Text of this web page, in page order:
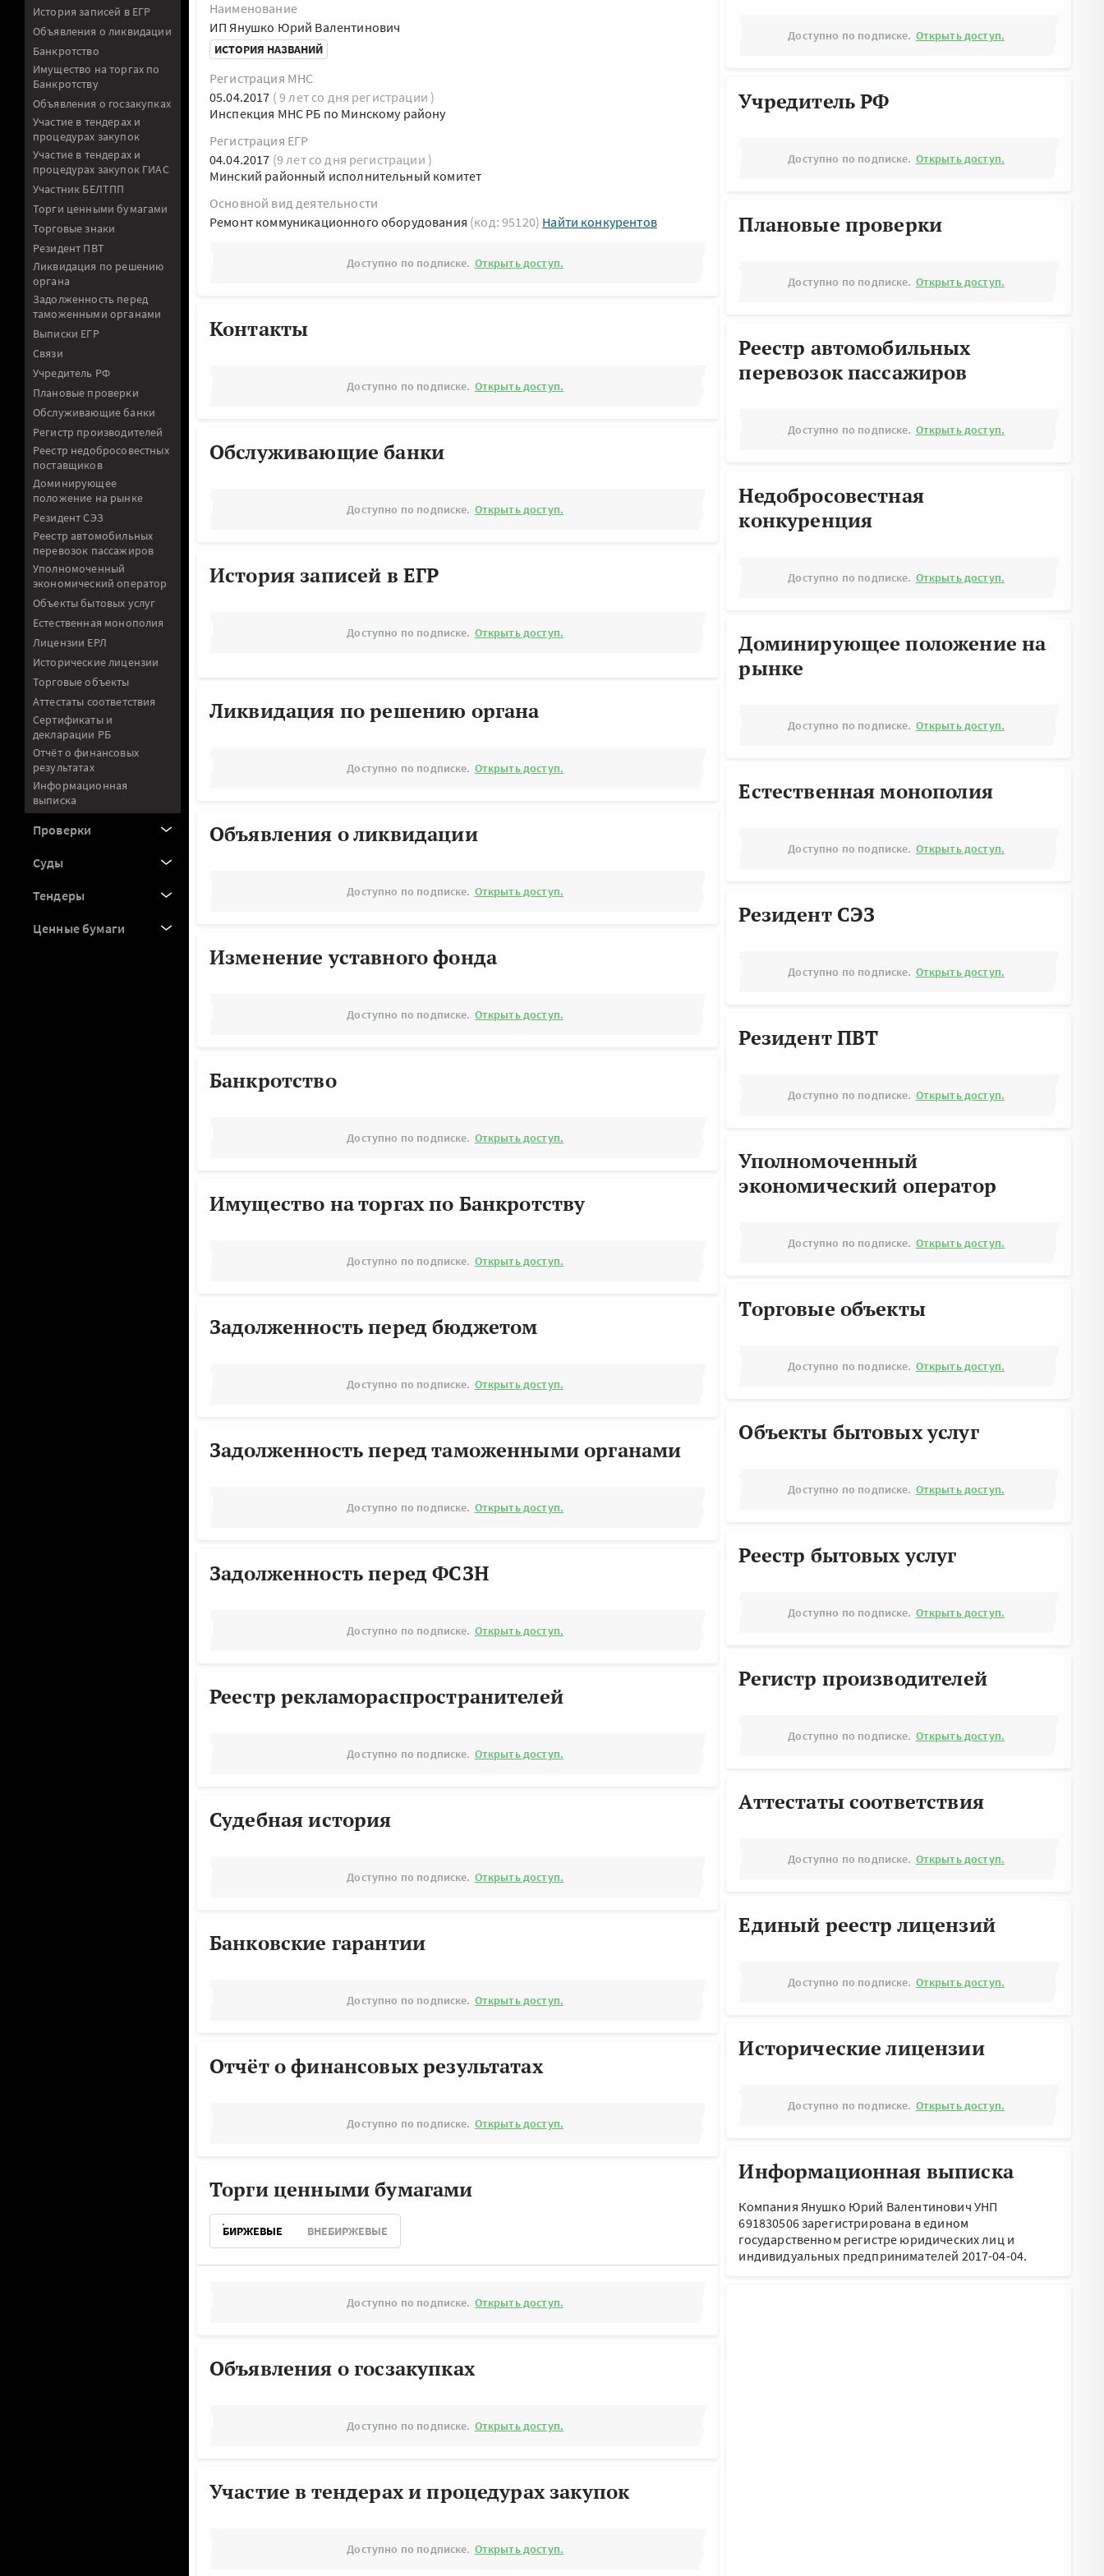
История записей в ЕГР
Объявления о ликвидации
Банкротство
Имущество на торгах по
Банкротству
Объявления о госзакупках
Участие в тендерах и
процедурах закупок
Участие в тендерах и
процедурах закупок ГИАС
Участник БЕЛТПП
Торги ценными бумагами
Торговые знаки
Резидент ПВТ
Ликвидация по решению
органа
Задолженность перед
таможенными органами
Выписки ЕГР
Связи
Учредитель РФ
Плановые проверки
Обслуживающие банки
Регистр производителей
Реестр недобросовестных
поставщиков
Доминирующее
положение на рынке
Резидент СЭЗ
Реестр автомобильных
перевозок пассажиров
Уполномоченный
экономический оператор
Объекты бытовых услуг
Естественная монополия
Лицензии ЕРЛ
Исторические лицензии
Торговые объекты
Аттестаты соответствия
Сертификаты и
декларации РБ
Отчёт о финансовых
результатах
Информационная
выписка
Проверки
Суды
Тендеры
Ценные бумаги
Наименование
ИП Янушко Юрий Валентинович
ИСТОРИЯ НАЗВАНИЙ
Регистрация МНС
05.04.2017 ( 9 лет со дня регистрации )
Инспекция МНС РБ по Минскому району
Регистрация ЕГР
04.04.2017 (9 лет со дня регистрации )
Минский районный исполнительный комитет
Основной вид деятельности
Ремонт коммуникационного оборудования (код: 95120) Найти конкурентов
Доступно по подписке. Открыть доступ.
Контакты
Доступно по подписке. Открыть доступ.
Обслуживающие банки
Доступно по подписке. Открыть доступ.
История записей в ЕГР
Доступно по подписке. Открыть доступ.
Ликвидация по решению органа
Доступно по подписке. Открыть доступ.
Объявления о ликвидации
Доступно по подписке. Открыть доступ.
Изменение уставного фонда
Доступно по подписке. Открыть доступ.
Банкротство
Доступно по подписке. Открыть доступ.
Имущество на торгах по Банкротству
Доступно по подписке. Открыть доступ.
Задолженность перед бюджетом
Доступно по подписке. Открыть доступ.
Задолженность перед таможенными органами
Доступно по подписке. Открыть доступ.
Задолженность перед ФСЗН
Доступно по подписке. Открыть доступ.
Реестр рекламораспространителей
Доступно по подписке. Открыть доступ.
Судебная история
Доступно по подписке. Открыть доступ.
Банковские гарантии
Доступно по подписке. Открыть доступ.
Отчёт о финансовых результатах
Доступно по подписке. Открыть доступ.
Торги ценными бумагами
БИРЖЕВЫЕ ВНЕБИРЖЕВЫЕ
Доступно по подписке. Открыть доступ.
Объявления о госзакупках
Доступно по подписке. Открыть доступ.
Участие в тендерах и процедурах закупок
Доступно по подписке. Открыть доступ.
Доступно по подписке. Открыть доступ.
Учредитель РФ
Доступно по подписке. Открыть доступ.
Плановые проверки
Доступно по подписке. Открыть доступ.
Реестр автомобильных
перевозок пассажиров
Доступно по подписке. Открыть доступ.
Недобросовестная
конкуренция
Доступно по подписке. Открыть доступ.
Доминирующее положение на
рынке
Доступно по подписке. Открыть доступ.
Естественная монополия
Доступно по подписке. Открыть доступ.
Резидент СЭЗ
Доступно по подписке. Открыть доступ.
Резидент ПВТ
Доступно по подписке. Открыть доступ.
Уполномоченный
экономический оператор
Доступно по подписке. Открыть доступ.
Торговые объекты
Доступно по подписке. Открыть доступ.
Объекты бытовых услуг
Доступно по подписке. Открыть доступ.
Реестр бытовых услуг
Доступно по подписке. Открыть доступ.
Регистр производителей
Доступно по подписке. Открыть доступ.
Аттестаты соответствия
Доступно по подписке. Открыть доступ.
Единый реестр лицензий
Доступно по подписке. Открыть доступ.
Исторические лицензии
Доступно по подписке. Открыть доступ.
Информационная выписка
Компания Янушко Юрий Валентинович УНП
691830506 зарегистрирована в едином
государственном регистре юридических лиц и
индивидуальных предпринимателей 2017-04-04.